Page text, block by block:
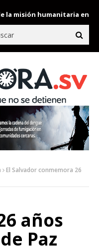
humanitaria enviada a
El Salvador conmemora 26
años
Paz